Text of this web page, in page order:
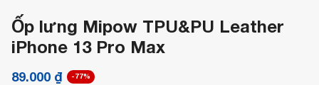
Ốp lưng Mipow TPU&PU Leather
iPhone 13 Pro Max
89.000 ₫ -77%